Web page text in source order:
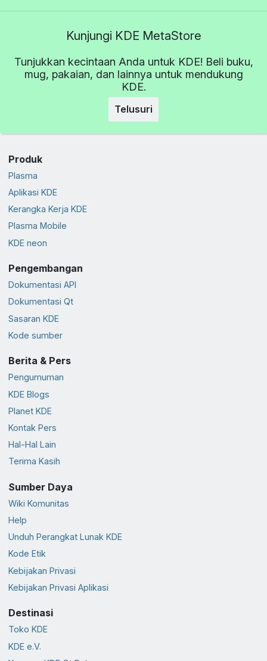
Kunjungi KDE MetaStore
Tunjukkan kecintaan Anda untuk KDE! Beli buku,
mug, pakaian, dan lainnya untuk mendukung
KDE.
Telusuri
Produk
Plasma
Aplikasi KDE
Kerangka Kerja KDE
Plasma Mobile
KDE neon
Pengembangan
Dokumentasi API
Dokumentasi Qt
Sasaran KDE
Kode sumber
Berita & Pers
Pengumuman
KDE Blogs
Planet KDE
Kontak Pers
Hal-Hal Lain
Terima Kasih
Sumber Daya
Wiki Komunitas
Help
Unduh Perangkat Lunak KDE
Kode Etik
Kebijakan Privasi
Kebijakan Privasi Aplikasi
Destinasi
Toko KDE
KDE e.V.